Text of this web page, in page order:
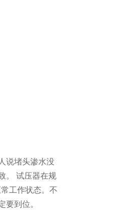
说堵头渗水没
。 试压器在规
工作状态。不
要到位。